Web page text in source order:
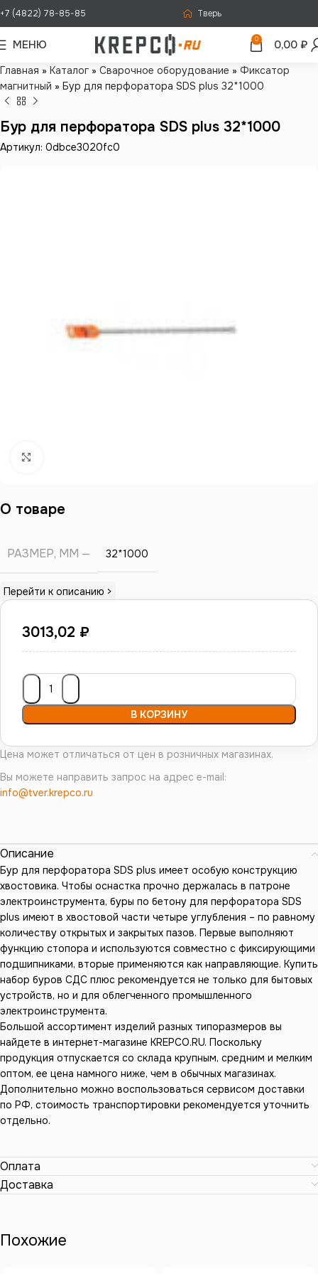
+7 (4822) 78-85-85 Тверь
МЕНЮ 0 0,00 ₽
Главная » Каталог » Сварочное оборудование » Фиксатор
магнитный » Бур для перфоратора SDS plus 32*1000
Бур для перфоратора SDS plus 32*1000
Артикул: 0dbce3020fc0
3013,02 ₽
В КОРЗИНУ
Цена может отличаться от цен в розничных магазинах.
Вы можете направить запрос на адрес e-mail:
info@tver.krepco.ru
О товаре
РАЗМЕР, ММ 32*1000
Перейти к описанию >
Описание
Бур для перфоратора SDS plus имеет особую конструкцию
хвостовика. Чтобы оснастка прочно держалась в патроне
электроинструмента, буры по бетону для перфоратора SDS
plus имеют в хвостовой части четыре углубления – по равному
количеству открытых и закрытых пазов. Первые выполняют
функцию стопора и используются совместно с фиксирующими
подшипниками, вторые применяются как направляющие. Купить
набор буров СДС плюс рекомендуется не только для бытовых
устройств, но и для облегченного промышленного
электроинструмента.
Большой ассортимент изделий разных типоразмеров вы
найдете в интернет-магазине KREPCO.RU. Поскольку
продукция отпускается со склада крупным, средним и мелким
оптом, ее цена намного ниже, чем в обычных магазинах.
Дополнительно можно воспользоваться сервисом доставки
по РФ, стоимость транспортировки рекомендуется уточнить
отдельно.
Оплата
Доставка
Похожие